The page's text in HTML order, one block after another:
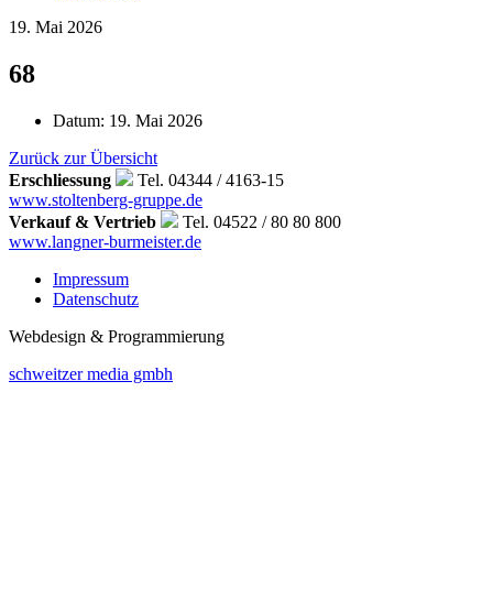
19. Mai 2026
68
Datum: 19. Mai 2026
Zurück zur Übersicht
Erschliessung
Tel. 04344 / 4163-15
www.stoltenberg-gruppe.de
Verkauf & Vertrieb
Tel. 04522 / 80 80 800
www.langner-burmeister.de
Impressum
Datenschutz
Webdesign & Programmierung
schweitzer media gmbh